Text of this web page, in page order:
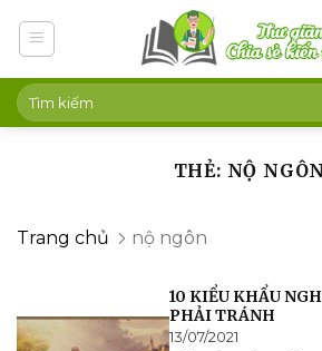
THẺ: NỘ NGÔN
Trang chủ nộ ngôn
10 KIỂU KHẨU
PHẢI TRÁNH
13/07/2021